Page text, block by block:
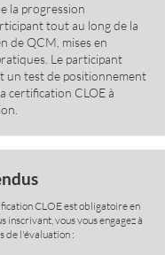
la progression
tout au long de la
de QCM, mises en
Le participant
un test de positionnement
certification CLOE à
CLOE est obligatoire en
inscrivant, vous vous engagez à
de l'évaluation :